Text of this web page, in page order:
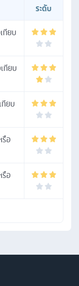
ระดับ
ทียบ
ทียบ
ยบ
อ
อ